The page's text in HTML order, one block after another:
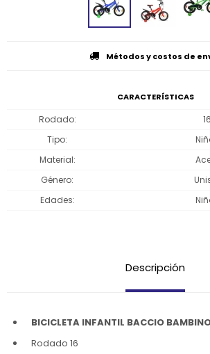
Métodos y costos de
CARACTERÍSTICAS
Rodado
16
Tipo
Material
Género
Edades
Descripción
BICICLETA INFANTIL BACCIO
Rodado 16